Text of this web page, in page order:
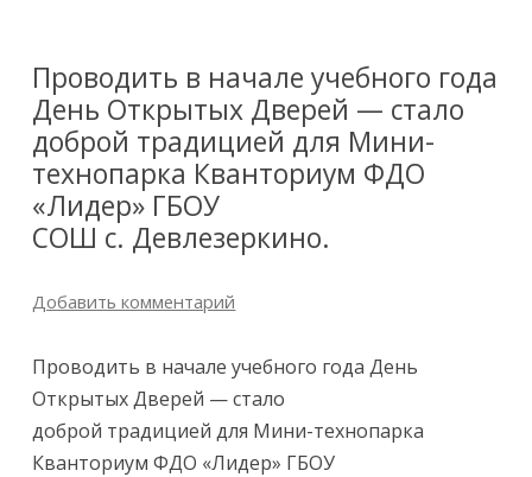
Проводить в начале учебного года
День Открытых Дверей — стало
доброй традицией для Мини-
технопарка Кванториум ФДО
«Лидер» ГБОУ
СОШ с. Девлезеркино.
Добавить комментарий
Проводить в начале учебного года День
Открытых Дверей — стало
доброй традицией для Мини-технопарка
Кванториум ФДО «Лидер» ГБОУ